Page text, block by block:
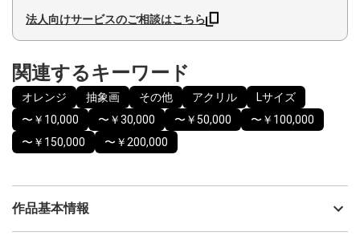
法人向けサービスのご相談はこちら
関連するキーワード
オレンジ 抽象画 その他 アクリル
Lサイズ
〜￥10,000
〜￥30,000 〜￥50,000
〜￥100,000
〜￥150,000
〜￥200,000
作品基本情報